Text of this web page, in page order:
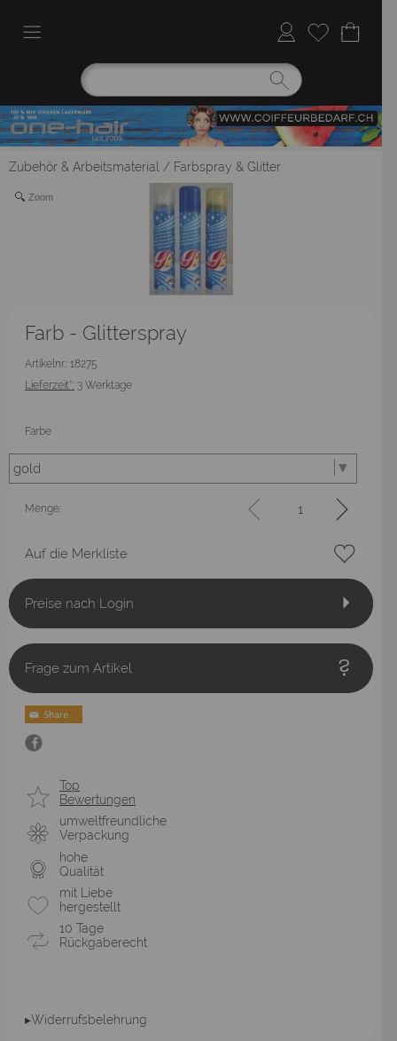
Zubehör & Arbeitsmaterial / Farbspray & Glitter
Zoom
Farb - Glitterspray
Artikelnr.: 18275
Lieferzeit*: 3 Werktage
Farbe
Menge:
Auf die Merkliste
Preise nach Login
Frage zum Artikel
Top
Bewertungen
umweltfreundliche
Verpackung
hohe
Qualität
mit Liebe
hergestellt
10 Tage
Rückgaberecht
▸Widerrufsbelehrung